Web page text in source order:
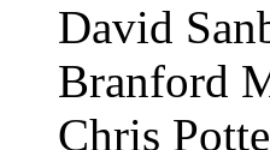
David
Branford
Chris